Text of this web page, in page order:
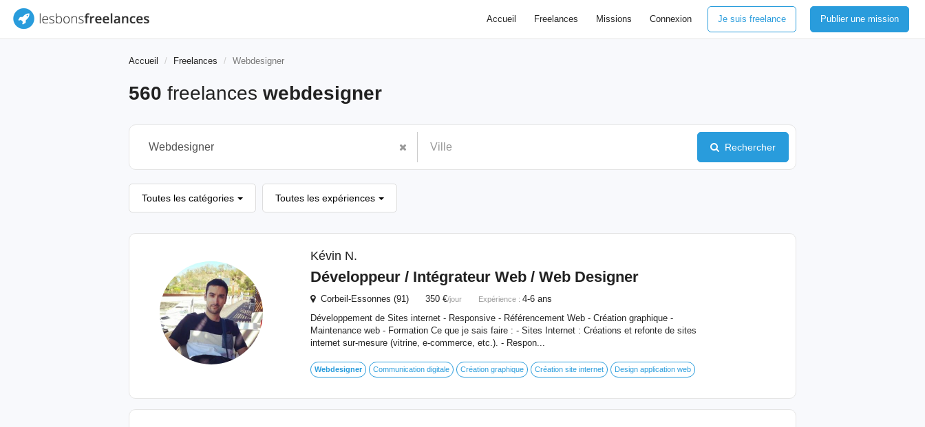
Accueil Freelances Missions Connexion Je suis freelance Publier une mission
Accueil Freelances Webdesigner
560 freelances webdesigner
Rechercher
Toutes les catégories Toutes les expériences
Kévin N.
Développeur / Intégrateur Web / Web Designer
Corbeil-Essonnes (91) 350 €/jour Expérience : 4-6 ans
Développement de Sites internet - Responsive - Référencement Web - Création graphique -
Maintenance web - Formation Ce que je sais faire : - Sites Internet : Créations et refonte de sites
internet sur-mesure (vitrine, e-commerce, etc.). - Respon...
Webdesigner Communication digitale Création graphique Création site internet Design application web